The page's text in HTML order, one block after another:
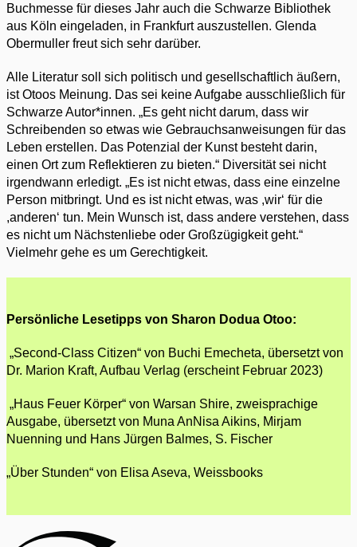
Buchmesse für dieses Jahr auch die Schwarze Bibliothek
aus Köln eingeladen, in Frankfurt auszustellen. Glenda
Obermuller freut sich sehr darüber.
Alle Literatur soll sich politisch und gesellschaftlich äußern,
ist Otoos Meinung. Das sei keine Aufgabe ausschließlich für
Schwarze Autor*innen. „Es geht nicht darum, dass wir
Schreibenden so etwas wie Gebrauchsanweisungen für das
Leben erstellen. Das Potenzial der Kunst besteht darin,
einen Ort zum Reflektieren zu bieten.“ Diversität sei nicht
irgendwann erledigt. „Es ist nicht etwas, dass eine einzelne
Person mitbringt. Und es ist nicht etwas, was ,wir‘ für die
,anderen‘ tun. Mein Wunsch ist, dass andere verstehen, dass
es nicht um Nächstenliebe oder Großzügigkeit geht.“
Vielmehr gehe es um Gerechtigkeit.
Persönliche Lesetipps von Sharon Dodua Otoo:
„Second-Class Citizen“ von Buchi Emecheta, übersetzt von
Dr. Marion Kraft, Aufbau Verlag (erscheint Februar 2023)
„Haus Feuer Körper“ von Warsan Shire, zweisprachige
Ausgabe, übersetzt von Muna AnNisa Aikins, Mirjam
Nuenning und Hans Jürgen Balmes, S. Fischer
„Über Stunden“ von Elisa Aseva, Weissbooks